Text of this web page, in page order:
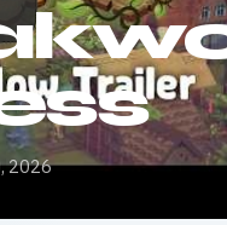
2026